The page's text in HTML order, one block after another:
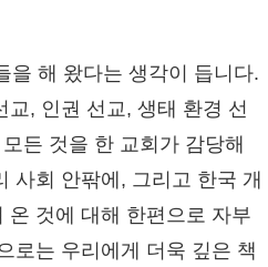
을 해 왔다는 생각이 듭니다.
, 인권 선교, 생태 환경 선
든 것을 한 교회가 감당해
사회 안팎에, 그리고 한국 개
온 것에 대해 한편으로 자부
로는 우리에게 더욱 깊은 책